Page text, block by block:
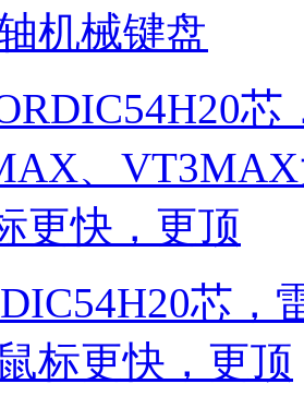
机械键盘
芯
标更快，更顶